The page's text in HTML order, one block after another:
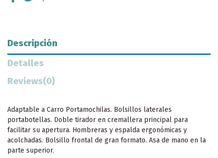
Descripción
Detalles
Reviews(0)
Adaptable a Carro Portamochilas. Bolsillos laterales
portabotellas. Doble tirador en cremallera principal para
facilitar su apertura. Hombreras y espalda ergonómicas y
acolchadas. Bolsillo frontal de gran formato. Asa de mano en la
parte superior.